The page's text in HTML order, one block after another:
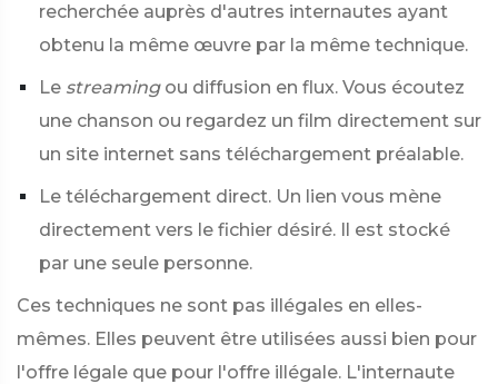
recherchée auprès d'autres internautes ayant
obtenu la même œuvre par la même technique.
Le streaming ou diffusion en flux. Vous écoutez
une chanson ou regardez un film directement sur
un site internet sans téléchargement préalable.
Le téléchargement direct. Un lien vous mène
directement vers le fichier désiré. Il est stocké
par une seule personne.
Ces techniques ne sont pas illégales en elles-
mêmes. Elles peuvent être utilisées aussi bien pour
l'offre légale que pour l'offre illégale. L'internaute